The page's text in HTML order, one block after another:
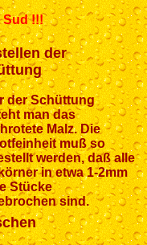
Sud !!!
der
der Schüttung
man das
Malz. Die
muß so
werden, daß alle
in etwa 1-2mm
Stücke
sind.